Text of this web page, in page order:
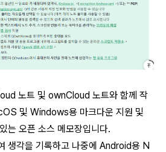
노트 및 ownCloud 노트와 함께 작
및 Windows용 마크다운 지원 및
는 오픈 소스 메모장입니다.
생각을 기록하고 나중에 Android용 N